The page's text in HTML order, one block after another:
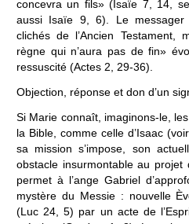
concevra un fils» (Isaïe 7, 14,
aussi Isaïe 9, 6). Le messager
clichés de l’Ancien Testament,
règne qui n’aura pas de fin»
ressuscité (Actes 2, 29-36).
Objection, réponse et don d’un
Si Marie connaît, imaginons-le,
la Bible, comme celle d’Isaac
sa mission s’impose, son
obstacle insurmontable au
permet à l’ange Gabriel
mystère du Messie : nouvelle
(Luc 24, 5) par un acte de